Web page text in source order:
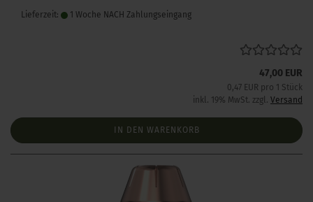
Lieferzeit: 1 Woche NACH Zahlungseingang
47,00 EUR
0,47 EUR pro 1 Stück
inkl. 19% MwSt. zzgl. Versand
IN DEN WARENKORB